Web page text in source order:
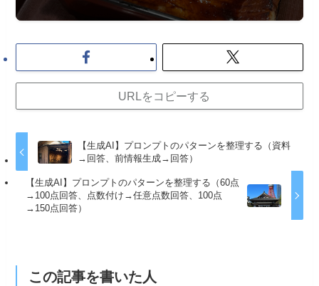
URLをコピーする
【生成AI】プロンプトのパターンを整理する（資料
→回答、前情報生成→回答）
【生成AI】プロンプトのパターンを整理する（60点
→100点回答、点数付け→任意点数回答、100点
→150点回答）
この記事を書いた人